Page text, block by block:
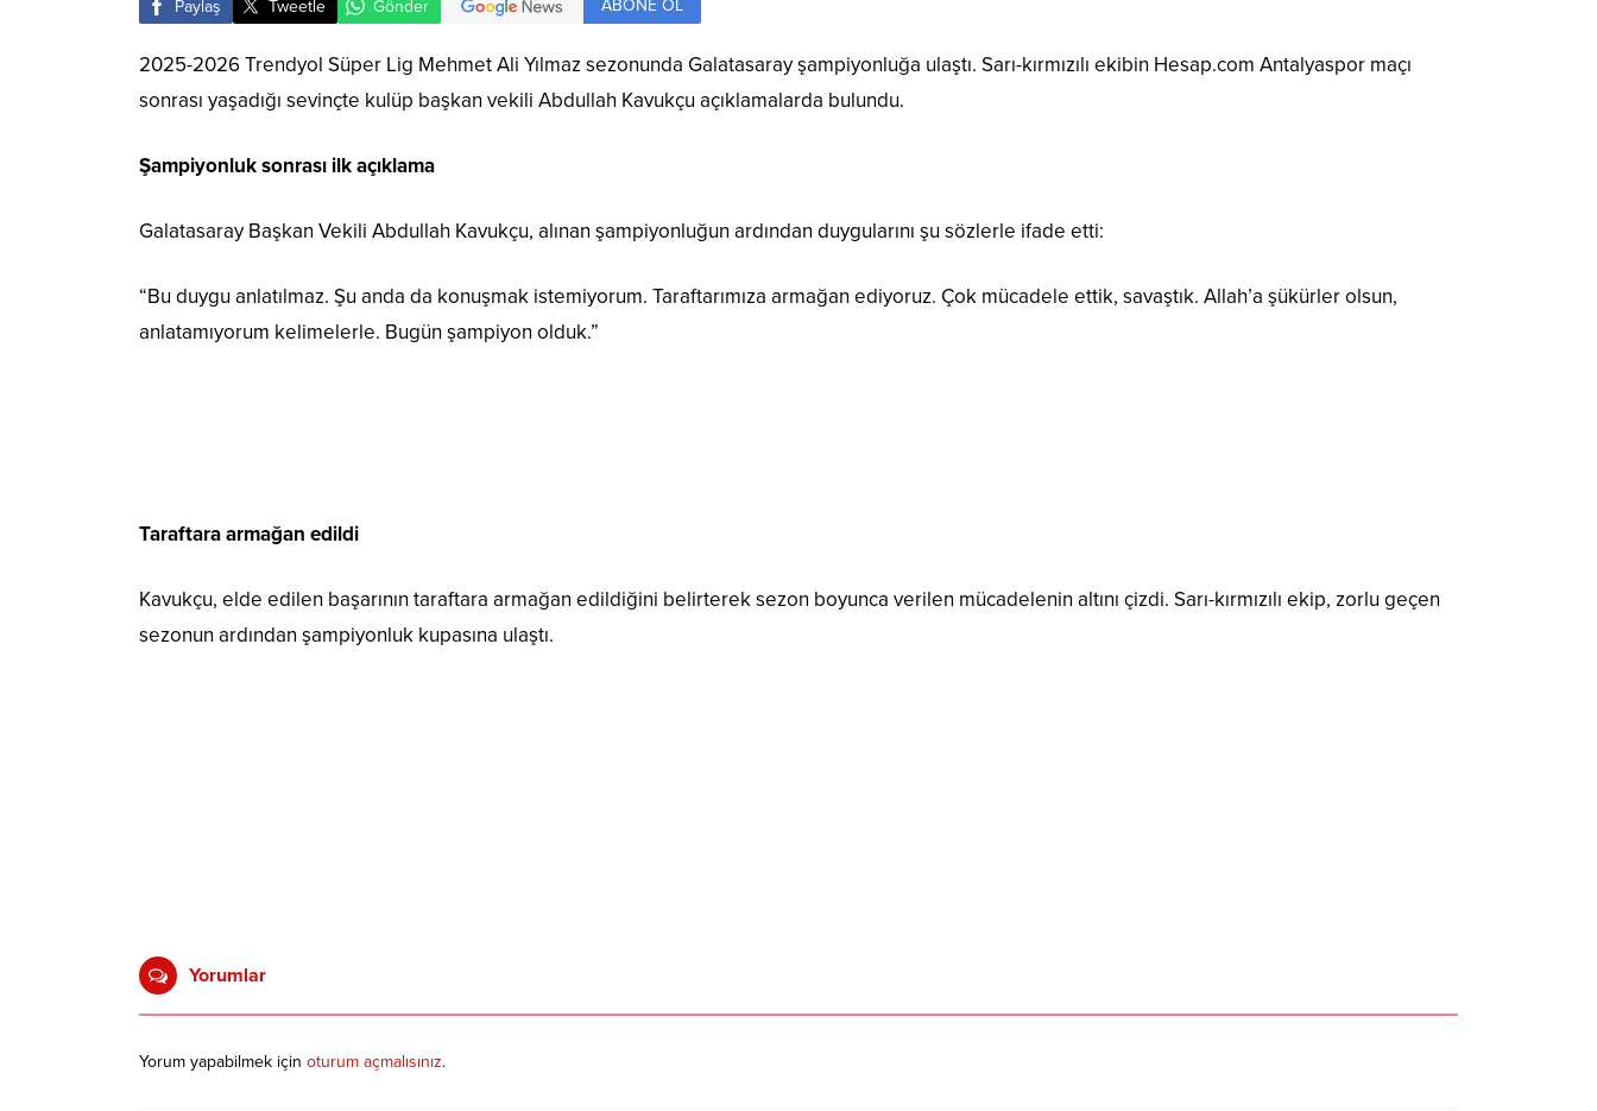
Paylaş Tweetle Gönder ABONE OL
2025-2026 Trendyol Süper Lig Mehmet Ali Yılmaz sezonunda Galatasaray şampiyonluğa ulaştı. Sarı-kırmızılı ekibin Hesap.com Antalyaspor maçı
sonrası yaşadığı sevinçte kulüp başkan vekili Abdullah Kavukçu açıklamalarda bulundu.
Şampiyonluk sonrası ilk açıklama
Galatasaray Başkan Vekili Abdullah Kavukçu, alınan şampiyonluğun ardından duygularını şu sözlerle ifade etti:
“Bu duygu anlatılmaz. Şu anda da konuşmak istemiyorum. Taraftarımıza armağan ediyoruz. Çok mücadele ettik, savaştık. Allah’a şükürler olsun,
anlatamıyorum kelimelerle. Bugün şampiyon olduk.”
Taraftara armağan edildi
Kavukçu, elde edilen başarının taraftara armağan edildiğini belirterek sezon boyunca verilen mücadelenin altını çizdi. Sarı-kırmızılı ekip, zorlu geçen
sezonun ardından şampiyonluk kupasına ulaştı.
Yorumlar
Yorum yapabilmek için oturum açmalısınız.